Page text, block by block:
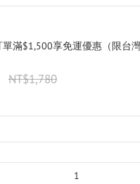
滿$1,500享免運優惠（限台灣
NT$1,780